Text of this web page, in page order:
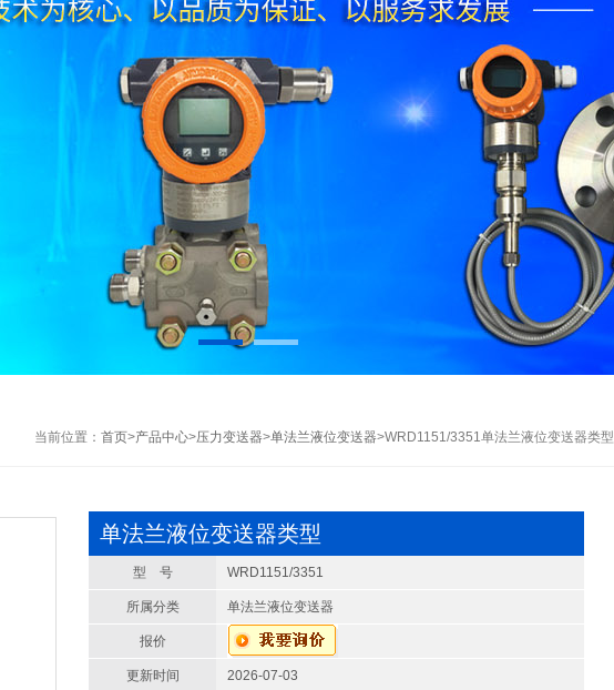
当前位置： 首页>产品中心>压力变送器>单法兰液位变送器>WRD1151/3351单法兰液位变送器类型
单法兰液位变送器类型
型 号 WRD1151/3351
所属分类 单法兰液位变送器
报价
更新时间 2026-07-03